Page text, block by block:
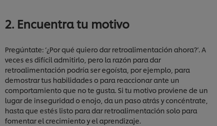
2. Encuentra tu motivo
Pregúntate: ‘¿Por qué quiero dar retroalimentación ahora?’. A
veces es difícil admitirlo, pero la razón para dar
retroalimentación podría ser egoísta, por ejemplo, para
demostrar tus habilidades o para reaccionar ante un
comportamiento que no te gusta. Si tu motivo proviene de un
lugar de inseguridad o enojo, da un paso atrás y concéntrate,
hasta que estés listo para dar retroalimentación solo para
fomentar el crecimiento y el aprendizaje.